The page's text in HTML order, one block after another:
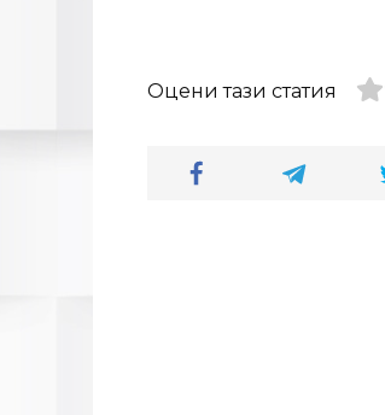
Оцени тази статия